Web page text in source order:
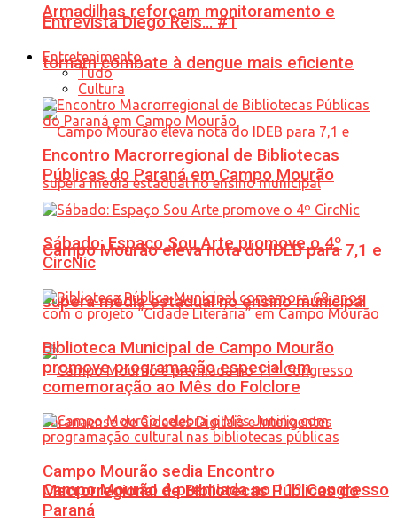
Armadilhas reforçam monitoramento e
tornam combate à dengue mais eficiente
Campo Mourão eleva nota do IDEB para 7,1 e
supera média estadual no ensino municipal
Campo Mourão é premiada no 11º Congresso
Entrevista Diego Reis… #1
Entretenimento
Tudo
Cultura
Encontro Macrorregional de Bibliotecas
Públicas do Paraná em Campo Mourão
Sábado: Espaço Sou Arte promove o 4º
CircNic
Biblioteca Municipal de Campo Mourão
promove programação especial em
comemoração ao Mês do Folclore
Campo Mourão sedia Encontro
Macrorregional de Bibliotecas Públicas do
Paraná